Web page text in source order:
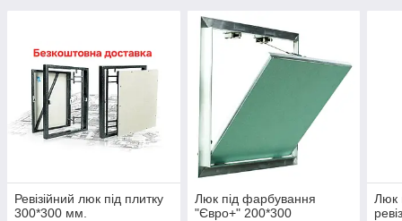
Ревізійний люк під плитку
300*300 мм.
Люк під фарбування
"Євро+" 200*300
Люк